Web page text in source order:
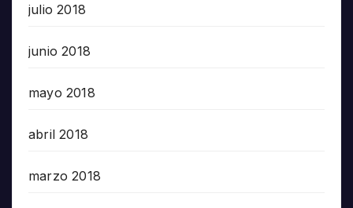
julio 2018
junio 2018
mayo 2018
abril 2018
marzo 2018